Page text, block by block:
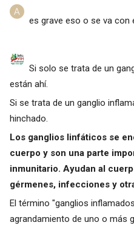
es grave eso o se va con
Si solo se trata de un
están ahí.
Si se trata de un ganglio
hinchado.
Los ganglios linfáticos se
cuerpo y son una parte
inmunitario. Ayudan al
gérmenes, infecciones y
El término "ganglios
agrandamiento de uno o más